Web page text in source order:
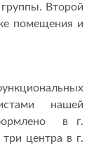
Второй
помещения и
нашей
в г.
центра в г.